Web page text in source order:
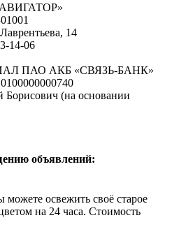
14
14-06
ПАО АКБ «СВЯЗЬ-БАНК»
(на основании
объявлений:
освежить своё старое
на 24 часа. Стоимость